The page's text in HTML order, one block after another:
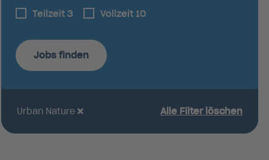
Teilzeit 3 Vollzeit 10
Jobs finden
Urban Nature Alle Filter löschen